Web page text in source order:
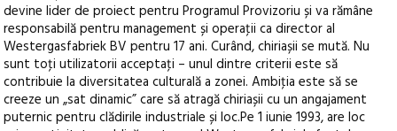
devine lider de proiect pentru Programul Provizoriu și va rămâne
responsabilă pentru management și operaţii ca director al
Westergasfabriek BV pentru 17 ani. Curând, chiriașii se mută. Nu
sunt toţi utilizatorii acceptaţi – unul dintre criterii este să
contribuie la diversitatea culturală a zonei. Ambiţia este să se
creeze un „sat dinamic” care să atragă chiriașii cu un angajament
puternic pentru clădirile industriale și loc.Pe 1 iunie 1993, are loc